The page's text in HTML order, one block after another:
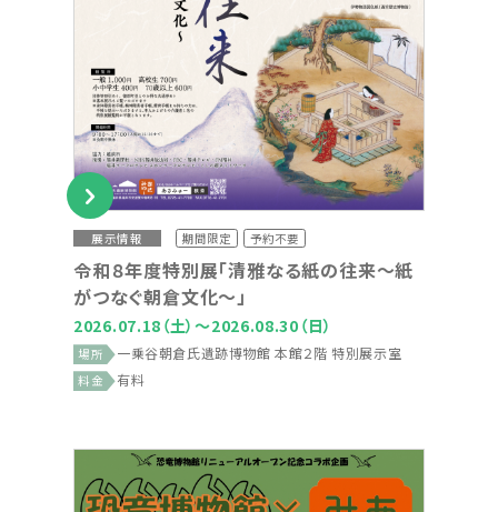
展示情報 期間限定 予約不要
令和８年度特別展「清雅なる紙の往来～紙
がつなぐ朝倉文化～」
2026.07.18 （土）～2026.08.30 （日）
場所 一乗谷朝倉氏遺跡博物館 本館２階 特別展示室
料金 有料